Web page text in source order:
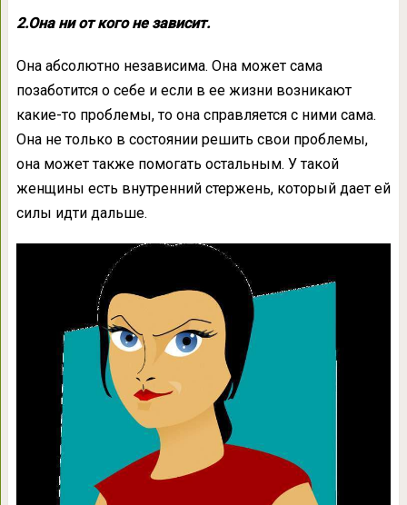
2.Она ни от кого не зависит.
Она абсолютно независима. Она может сама
позаботится о себе и если в ее жизни возникают
какие-то проблемы, то она справляется с ними сама.
Она не только в состоянии решить свои проблемы,
она может также помогать остальным. У такой
женщины есть внутренний стержень, который дает ей
силы идти дальше.